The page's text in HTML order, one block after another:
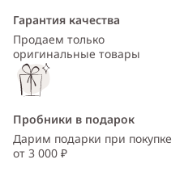
Гарантия качества
Продаем только
оригинальные товары
Пробники в подарок
Дарим подарки при покупке
от 3 000 ₽